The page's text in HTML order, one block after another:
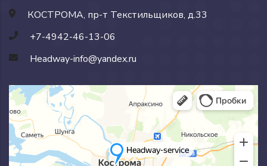
КОСТРОМА, пр-т Текстильщиков, д.33
+7-4942-46-13-06
Headway-info@yandex.ru